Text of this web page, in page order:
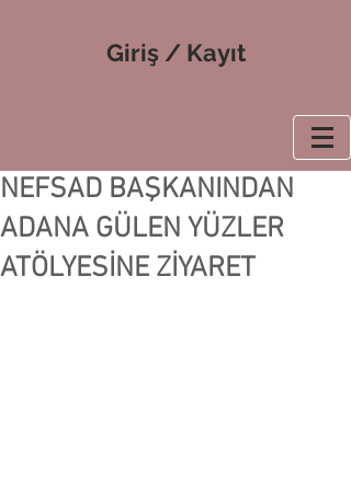
Giriş / Kayıt
NEFSAD BAŞKANINDAN
ADANA GÜLEN YÜZLER
ATÖLYESİNE ZİYARET